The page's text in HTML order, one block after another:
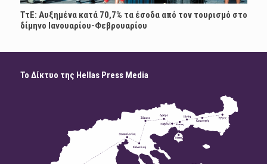
ΤτΕ: Αυξημένα κατά 70,7% τα έσοδα από τον τουρισμό στο
δίμηνο Ιανουαρίου-Φεβρουαρίου
Το Δίκτυο της Hellas Press Media